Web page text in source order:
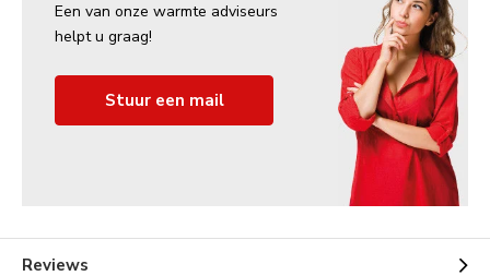
Een van onze warmte adviseurs
helpt u graag!
Stuur een mail
Reviews